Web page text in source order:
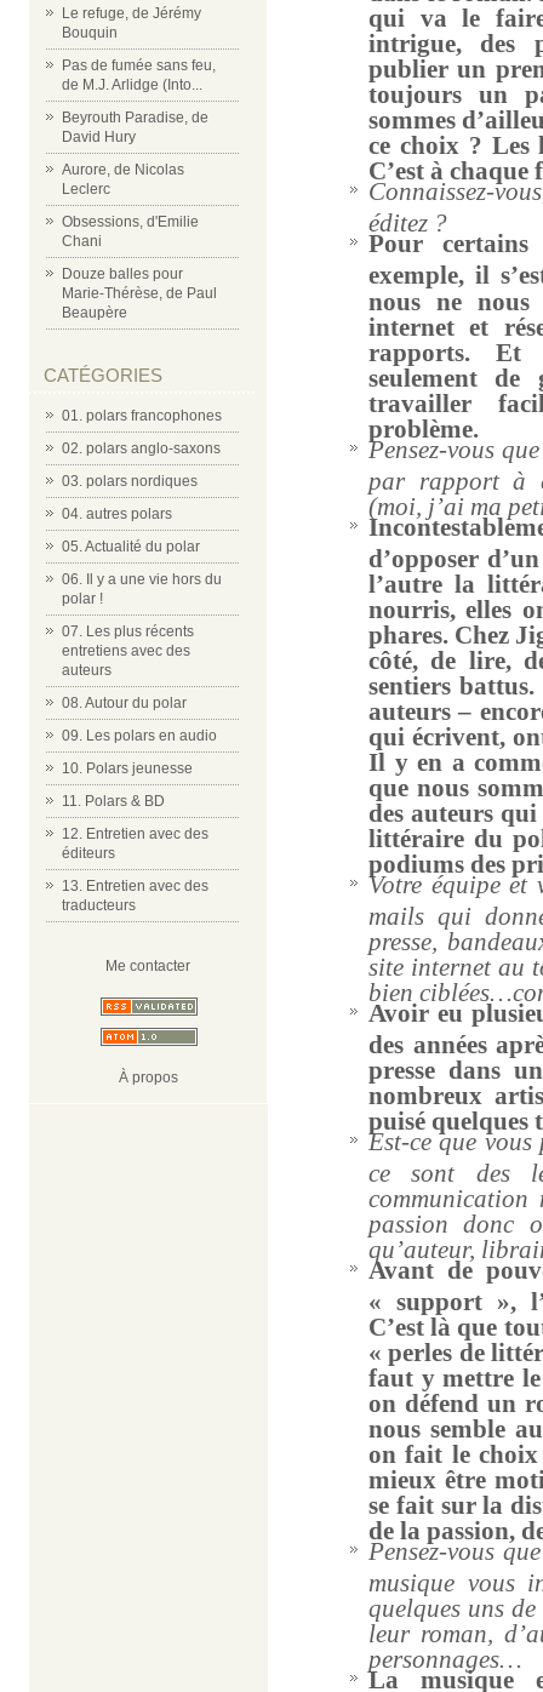
Le refuge, de Jérémy
Bouquin
Pas de fumée sans feu,
de M.J. Arlidge (Into...
Beyrouth Paradise, de
David Hury
Aurore, de Nicolas
Leclerc
Obsessions, d'Emilie
Chani
Douze balles pour
Marie-Thérèse, de Paul
Beaupère
CATÉGORIES
01. polars francophones
02. polars anglo-saxons
03. polars nordiques
04. autres polars
05. Actualité du polar
06. Il y a une vie hors du
polar !
07. Les plus récents
entretiens avec des
auteurs
08. Autour du polar
09. Les polars en audio
10. Polars jeunesse
11. Polars & BD
12. Entretien avec des
éditeurs
13. Entretien avec des
traducteurs
Me contacter
À propos
qui va le
intrigue, des
publier un
toujours un
sommes
ce choix ? Les
C’est à
Connaissez-
éditez ?
Pour
exemple, il
nous ne
internet et
rapports. Et
seulement de
travailler
problème.
Pensez-vous
par rapport à
(moi, j’ai ma
d’opposer
l’autre la
nourris, elles
phares. Chez
côté, de lire,
sentiers
auteurs –
qui écrivent,
Il y en a
que nous
des auteurs
littéraire du
podiums des
Votre équipe et
mails qui
presse,
site internet au
bien
Avoir eu
des années
presse dans
nombreux
puisé quelques
Est-ce que vous
ce sont des
communication
passion donc
qu’auteur,
Avant de
« support »,
C’est là que
« perles de
faut y mettre le
on défend un
nous semble
on fait le choix
mieux être
se fait sur la
de la passion,
Pensez-vous
musique vous
quelques uns
leur roman,
personnages…
La musique